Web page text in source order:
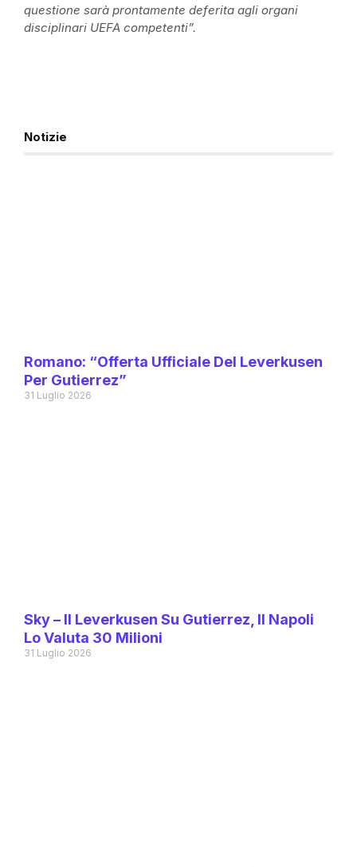
questione sarà prontamente deferita agli organi
disciplinari UEFA competenti”.
Notizie
Romano: “Offerta Ufficiale Del Leverkusen
Per Gutierrez”
31 Luglio 2026
Sky – Il Leverkusen Su Gutierrez, Il Napoli
Lo Valuta 30 Milioni
31 Luglio 2026